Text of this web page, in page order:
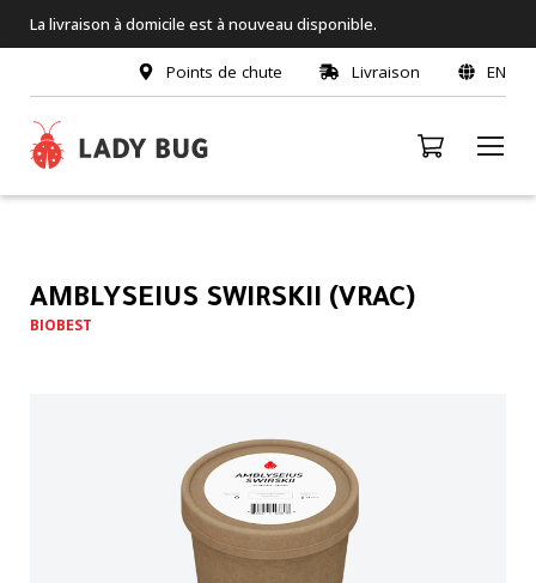
La livraison à domicile est à nouveau disponible.
Points de chute Livraison EN
AMBLYSEIUS SWIRSKII (VRAC)
BIOBEST